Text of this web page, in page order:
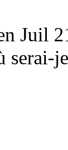
Juil
serai-